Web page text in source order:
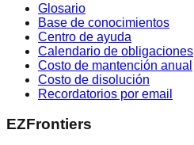
Glosario
Base de conocimientos
Centro de ayuda
Calendario de obligaciones
Costo de mantención anual
Costo de disolución
Recordatorios por email
EZFrontiers